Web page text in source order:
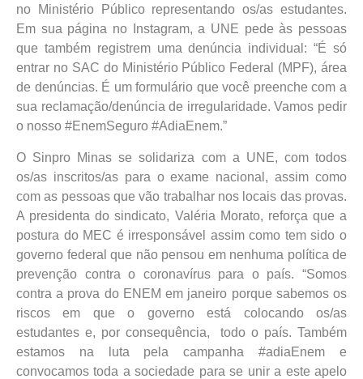
no Ministério Público representando os/as estudantes.
Em sua página no Instagram, a UNE pede às pessoas
que também registrem uma denúncia individual: “É só
entrar no SAC do Ministério Público Federal (MPF), área
de denúncias. É um formulário que você preenche com a
sua reclamação/denúncia de irregularidade. Vamos pedir
o nosso #EnemSeguro #AdiaEnem.”
O Sinpro Minas se solidariza com a UNE, com todos
os/as inscritos/as para o exame nacional, assim como
com as pessoas que vão trabalhar nos locais das provas.
A presidenta do sindicato, Valéria Morato, reforça que a
postura do MEC é irresponsável assim como tem sido o
governo federal que não pensou em nenhuma política de
prevenção contra o coronavírus para o país. “Somos
contra a prova do ENEM em janeiro porque sabemos os
riscos em que o governo está colocando os/as
estudantes e, por consequência, todo o país. Também
estamos na luta pela campanha #adiaEnem e
convocamos toda a sociedade para se unir a este apelo